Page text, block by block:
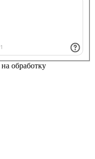
на обработку